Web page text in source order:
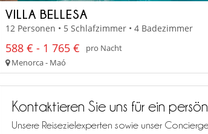
VILLA BELLESA
12 Personen • 5 Schlafzimmer • 4 Badezimmer
588 € - 1 765 €
pro Nacht
Menorca - Maó
Kontaktieren Sie uns für ein
Unsere Reisezielexperten sowie unser